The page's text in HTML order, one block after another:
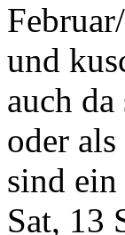
und
auch
oder
sind
Sat, 13